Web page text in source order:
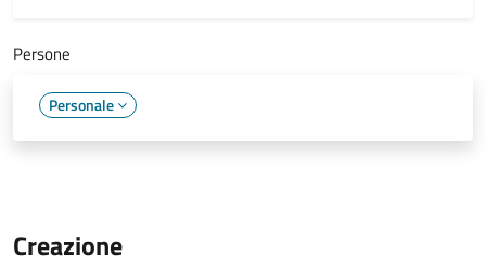
Persone
Personale
Creazione